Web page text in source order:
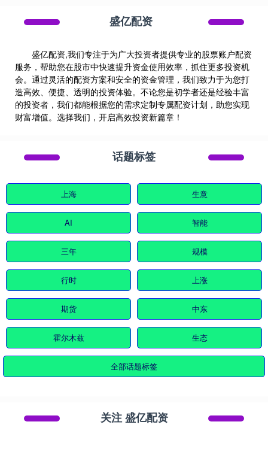
盛亿配资
盛亿配资,我们专注于为广大投资者提供专业的股票账户配资
服务，帮助您在股市中快速提升资金使用效率，抓住更多投资机
会。通过灵活的配资方案和安全的资金管理，我们致力于为您打
造高效、便捷、透明的投资体验。不论您是初学者还是经验丰富
的投资者，我们都能根据您的需求定制专属配资计划，助您实现
财富增值。选择我们，开启高效投资新篇章！
话题标签
上海 生意
AI 智能
三年 规模
行时 上涨
期货 中东
霍尔木兹 生态
全部话题标签
关注 盛亿配资